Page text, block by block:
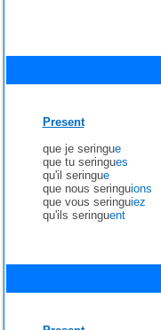
Present
que je seringue
que tu seringues
qu'il seringue
que nous seringuions
que vous seringuiez
qu'ils seringuent